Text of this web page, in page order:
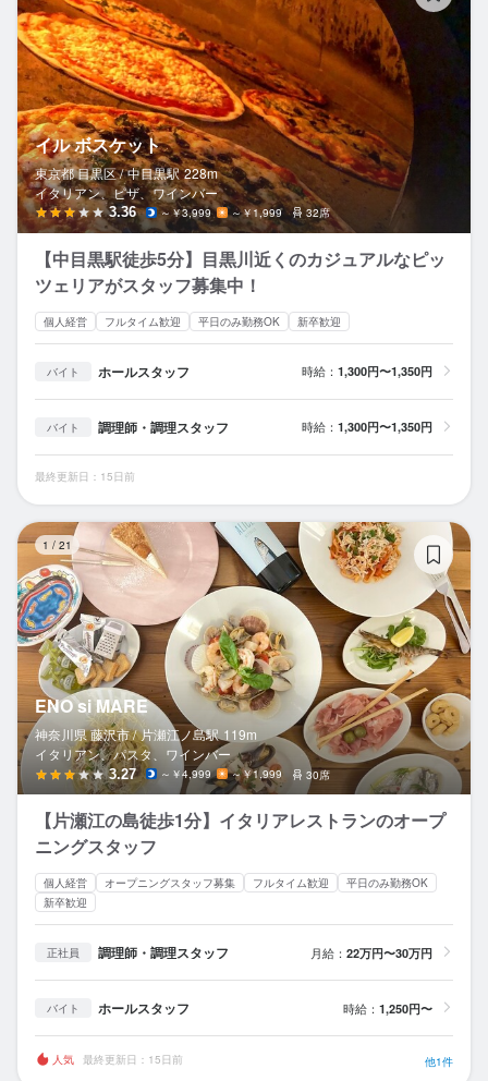
イル ボスケット
東京都 目黒区 / 中目黒駅 228m
イタリアン、ピザ、ワインバー
3.36 ～￥3,999 ～￥1,999 32席
【中目黒駅徒歩5分】目黒川近くのカジュアルなピッ
ツェリアがスタッフ募集中！
個人経営 フルタイム歓迎 平日のみ勤務OK 新卒歓迎
バイト ホールスタッフ 時給： 1,300円〜1,350円
バイト 調理師・調理スタッフ 時給： 1,300円〜1,350円
最終更新日：15日前
1 / 21
ENO si MARE
神奈川県 藤沢市 / 片瀬江ノ島駅 119m
イタリアン、パスタ、ワインバー
3.27 ～￥4,999 ～￥1,999 30席
【片瀬江の島徒歩1分】イタリアレストランのオープ
ニングスタッフ
個人経営 オープニングスタッフ募集 フルタイム歓迎
平日のみ勤務OK
新卒歓迎
正社員 調理師・調理スタッフ 月給： 22万円〜30万円
バイト ホールスタッフ 時給： 1,250円〜
人気 最終更新日：15日前 他1件